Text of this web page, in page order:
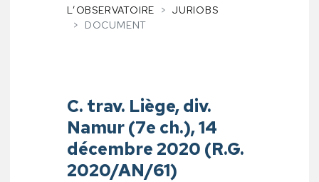
L’OBSERVATOIRE
JURIOBS
DOCUMENT
C. trav. Liège, div.
Namur (7e ch.), 14
décembre 2020 (R.G.
2020/AN/61)